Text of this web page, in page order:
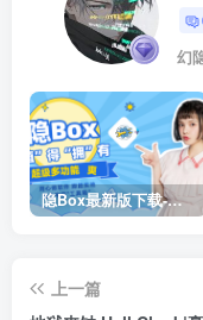
幻
隐Box最新版下载-极致模式
上一篇